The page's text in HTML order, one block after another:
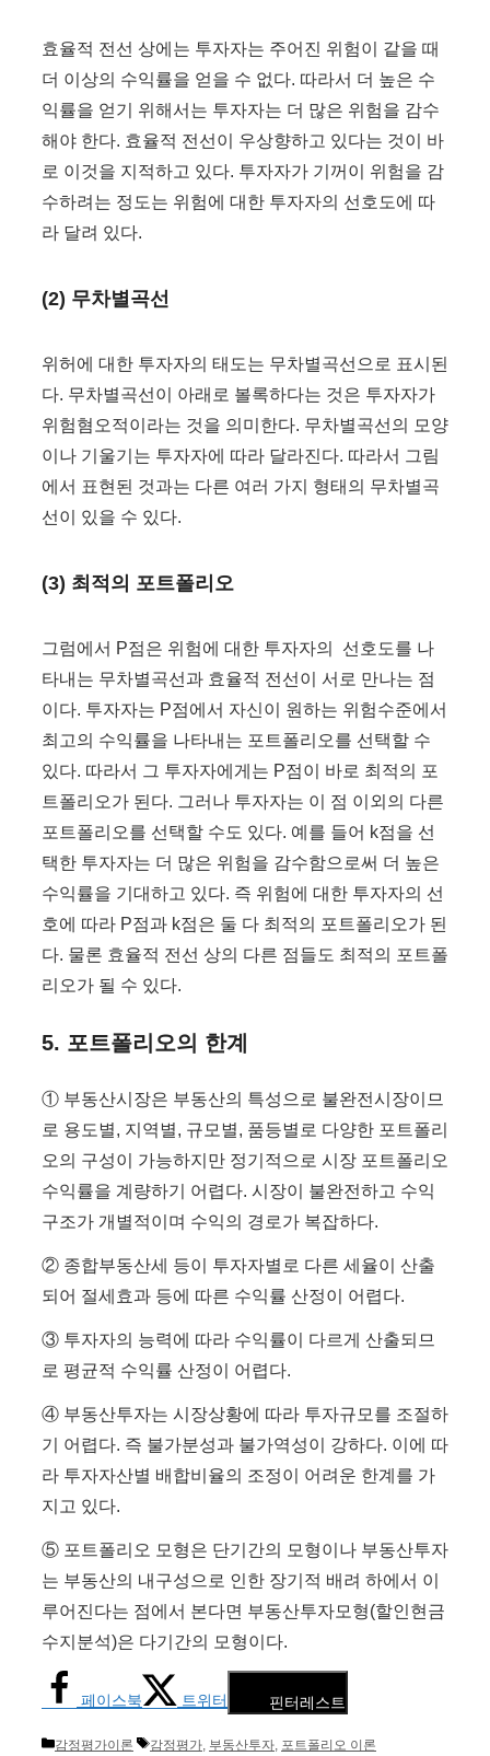
효율적 전선 상에는 투자자는 주어진 위험이 같을 때
더 이상의 수익률을 얻을 수 없다. 따라서 더 높은 수
익률을 얻기 위해서는 투자자는 더 많은 위험을 감수
해야 한다. 효율적 전선이 우상향하고 있다는 것이 바
로 이것을 지적하고 있다. 투자자가 기꺼이 위험을 감
수하려는 정도는 위험에 대한 투자자의 선호도에 따
라 달려 있다.
(2) 무차별곡선
위허에 대한 투자자의 태도는 무차별곡선으로 표시된
다. 무차별곡선이 아래로 볼록하다는 것은 투자자가
위험혐오적이라는 것을 의미한다. 무차별곡선의 모양
이나 기울기는 투자자에 따라 달라진다. 따라서 그림
에서 표현된 것과는 다른 여러 가지 형태의 무차별곡
선이 있을 수 있다.
(3) 최적의 포트폴리오
그럼에서 P점은 위험에 대한 투자자의 선호도를 나
타내는 무차별곡선과 효율적 전선이 서로 만나는 점
이다. 투자자는 P점에서 자신이 원하는 위험수준에서
최고의 수익률을 나타내는 포트폴리오를 선택할 수
있다. 따라서 그 투자자에게는 P점이 바로 최적의 포
트폴리오가 된다. 그러나 투자자는 이 점 이외의 다른
포트폴리오를 선택할 수도 있다. 예를 들어 k점을 선
택한 투자자는 더 많은 위험을 감수함으로써 더 높은
수익률을 기대하고 있다. 즉 위험에 대한 투자자의 선
호에 따라 P점과 k점은 둘 다 최적의 포트폴리오가 된
다. 물론 효율적 전선 상의 다른 점들도 최적의 포트폴
리오가 될 수 있다.
5. 포트폴리오의 한계
① 부동산시장은 부동산의 특성으로 불완전시장이므
로 용도별, 지역별, 규모별, 품등별로 다양한 포트폴리
오의 구성이 가능하지만 정기적으로 시장 포트폴리오
수익률을 계량하기 어렵다. 시장이 불완전하고 수익
구조가 개별적이며 수익의 경로가 복잡하다.
② 종합부동산세 등이 투자자별로 다른 세율이 산출
되어 절세효과 등에 따른 수익률 산정이 어렵다.
③ 투자자의 능력에 따라 수익률이 다르게 산출되므
로 평균적 수익률 산정이 어렵다.
④ 부동산투자는 시장상황에 따라 투자규모를 조절하
기 어렵다. 즉 불가분성과 불가역성이 강하다. 이에 따
라 투자자산별 배합비율의 조정이 어려운 한계를 가
지고 있다.
⑤ 포트폴리오 모형은 단기간의 모형이나 부동산투자
는 부동산의 내구성으로 인한 장기적 배려 하에서 이
루어진다는 점에서 본다면 부동산투자모형(할인현금
수지분석)은 다기간의 모형이다.
페이스북 트위터 핀터레스트
카
감정평가이론
태
감정평가, 부동산투자, 포트폴리오 이론